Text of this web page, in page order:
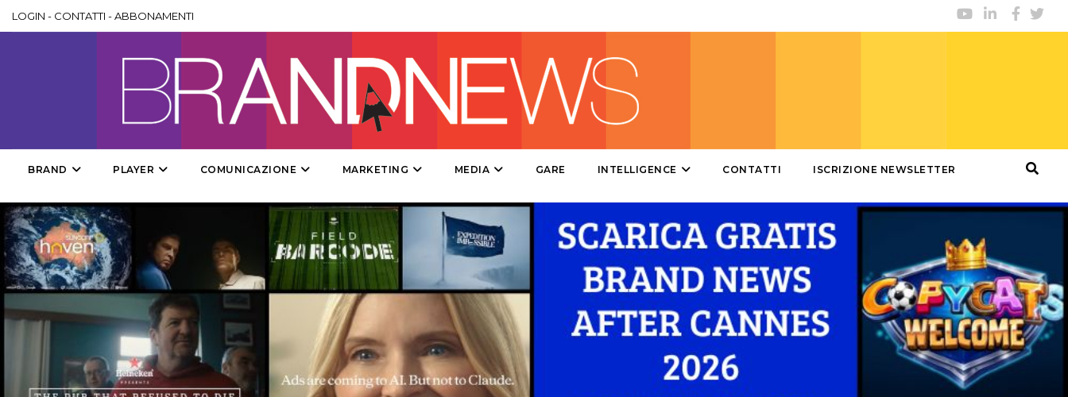
DESIGN
PUNTI VENDITA
CSR
STRATEGIE
LOGIN - CONTATTI -ABBONAMENTI
BRAND PLAYER COMUNICAZIONE MARKETING MEDIA GARE INTELLIGENCE CONTATTI ISCRIZIONE NEWSLETTER